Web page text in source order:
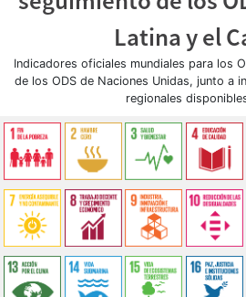
Latina y el
Indicadores oficiales mundiales para los
de los ODS de Naciones Unidas, junto a
regionales